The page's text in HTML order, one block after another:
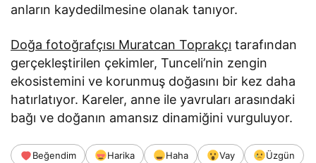
anların kaydedilmesine olanak tanıyor.
Doğa fotoğrafçısı Muratcan Toprakçı tarafından
gerçekleştirilen çekimler, Tunceli’nin zengin
ekosistemini ve korunmuş doğasını bir kez daha
hatırlatıyor. Kareler, anne ile yavruları arasındaki
bağı ve doğanın amansız dinamiğini vurguluyor.
Beğendim Harika Haha Vay
Üzgün